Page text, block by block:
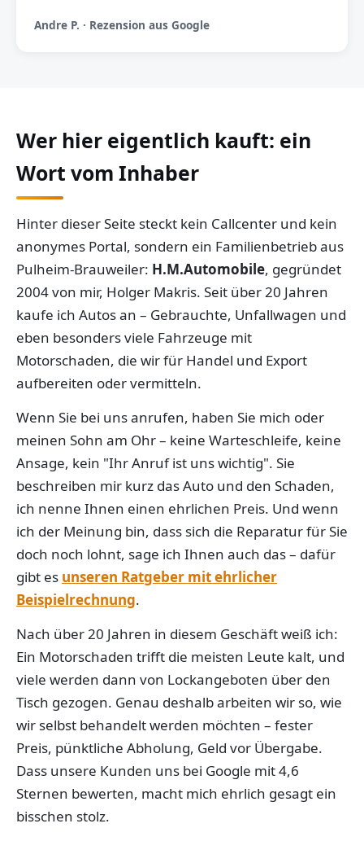
Andre P. · Rezension aus Google
Wer hier eigentlich kauft: ein
Wort vom Inhaber
Hinter dieser Seite steckt kein Callcenter und kein
anonymes Portal, sondern ein Familienbetrieb aus
Pulheim-Brauweiler: H.M.Automobile, gegründet
2004 von mir, Holger Makris. Seit über 20 Jahren
kaufe ich Autos an – Gebrauchte, Unfallwagen und
eben besonders viele Fahrzeuge mit
Motorschaden, die wir für Handel und Export
aufbereiten oder vermitteln.
Wenn Sie bei uns anrufen, haben Sie mich oder
meinen Sohn am Ohr – keine Warteschleife, keine
Ansage, kein "Ihr Anruf ist uns wichtig". Sie
beschreiben mir kurz das Auto und den Schaden,
ich nenne Ihnen einen ehrlichen Preis. Und wenn
ich der Meinung bin, dass sich die Reparatur für Sie
doch noch lohnt, sage ich Ihnen auch das – dafür
gibt es unseren Ratgeber mit ehrlicher
Beispielrechnung.
Nach über 20 Jahren in diesem Geschäft weiß ich:
Ein Motorschaden trifft die meisten Leute kalt, und
viele werden dann von Lockangeboten über den
Tisch gezogen. Genau deshalb arbeiten wir so, wie
wir selbst behandelt werden möchten – fester
Preis, pünktliche Abholung, Geld vor Übergabe.
Dass unsere Kunden uns bei Google mit 4,6
Sternen bewerten, macht mich ehrlich gesagt ein
bisschen stolz.